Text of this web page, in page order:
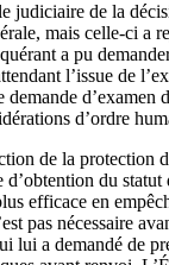
judiciaire de la
mais celle-ci a
a pu
l’issue de
d’examen
d’ordre
de la protection
du
efficace en
pas nécessaire
lui a demandé de